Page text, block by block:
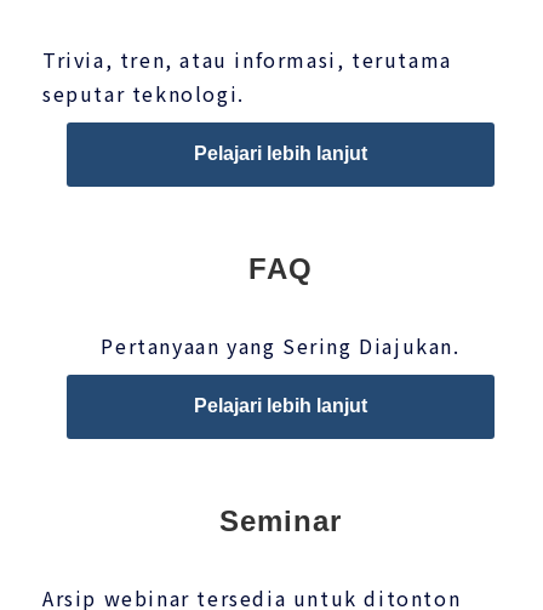
Trivia, tren, atau informasi, terutama
seputar teknologi.
Pelajari lebih lanjut
FAQ
Pertanyaan yang Sering Diajukan.
Pelajari lebih lanjut
Seminar
Arsip webinar tersedia untuk ditonton